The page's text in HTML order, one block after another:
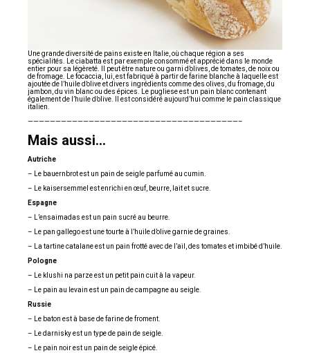
Une grande diversité de pains existe en Italie, où chaque région a ses
spécialités. Le ciabatta est par exemple consommé et apprécié dans le monde
entier pour sa légèreté. Il peut être nature ou garni d’olives, de tomates, de noix ou
de fromage. Le focaccia, lui, est fabriqué à partir de farine blanche à laquelle est
ajoutée de l’huile d’olive et divers ingrédients comme des olives, du fromage, du
jambon, du vin blanc ou des épices. Le pugliese est un pain blanc contenant
également de l’huile d’olive. Il est considéré aujourd’hui comme le pain classique
italien.
——————————————————————————————————————–
Mais aussi…
Autriche
– Le bauernbrot est un pain de seigle parfumé au cumin.
– Le kaisersemmel est enrichi en œuf, beurre, lait et sucre.
Espagne
– L’ensaimadas est un pain sucré au beurre.
– Le pan gallego est une tourte à l’huile d’olive garnie de graines.
– La tartine catalane est un pain frotté avec de l’ail, des tomates et imbibé d’huile.
Pologne
– Le klushi na parze est un petit pain cuit à la vapeur.
– Le pain au levain est un pain de campagne au seigle.
Russie
– Le baton est à base de farine de froment.
– Le darnisky est un type de pain de seigle.
– Le pain noir est un pain de seigle épicé.